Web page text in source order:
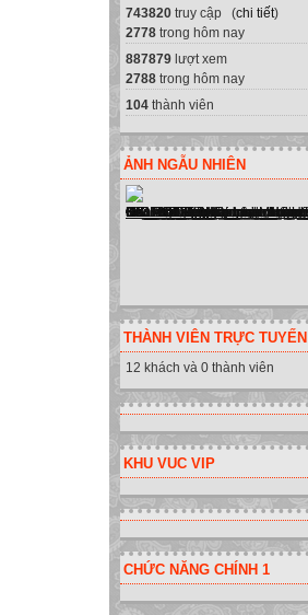
743820 truy cập (chi tiết)
2778 trong hôm nay
887879 lượt xem
2788 trong hôm nay
104 thành viên
ẢNH NGẪU NHIÊN
THÀNH VIÊN TRỰC TUYẾN
12 khách và 0 thành viên
KHU VUC VIP
CHỨC NĂNG CHÍNH 1